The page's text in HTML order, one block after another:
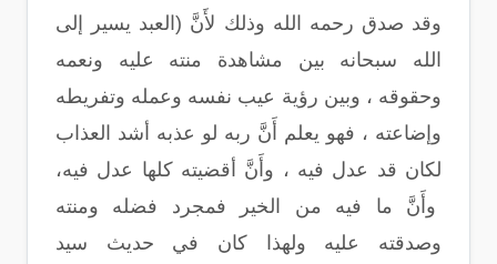
وقد صدق رحمه الله وذلك لأَنَّ (العبد يسير إلى
الله سبحانه بين مشاهدة منته عليه ونعمه
وحقوقه ، وبين رؤية عيب نفسه وعمله وتفريطه
وإضاعته ، فهو يعلم أَنَّ ربه لو عذبه أشد العذاب
لكان قد عدل فيه ، وأَنَّ أقضيته كلها عدل فيه،
وأَنَّ ما فيه من الخير فمجرد فضله ومنته
وصدقته عليه ولهذا كان في حديث سيد